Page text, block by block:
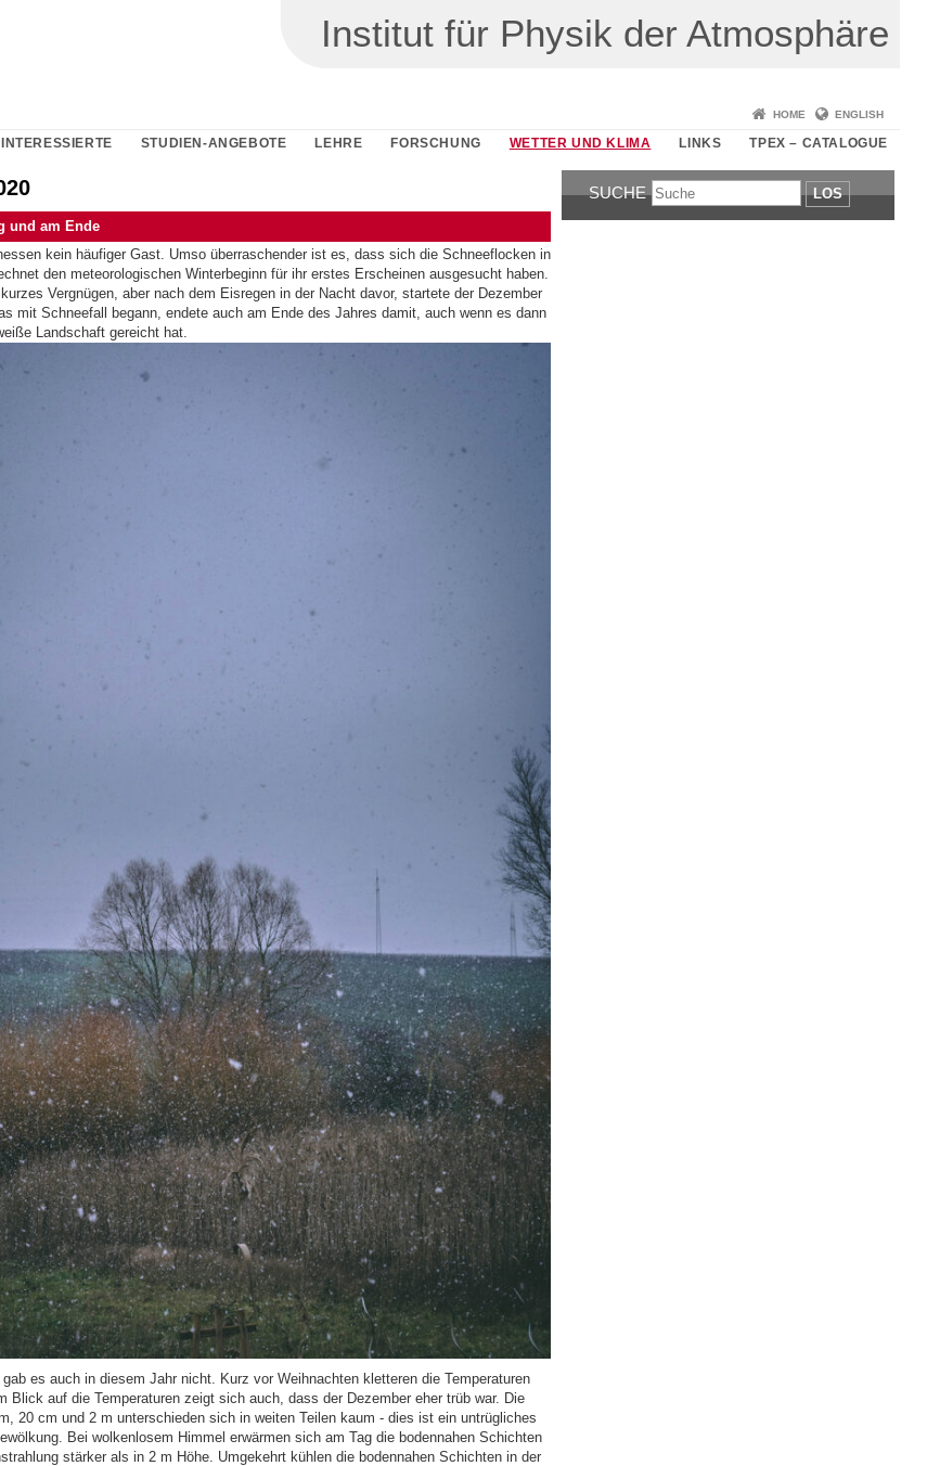
Institut für Physik der Atmosphäre
HOME ENGLISH
STUDIEN-ANGEBOTE LEHRE FORSCHUNG WETTER UND KLIMA LINKS TPEX – CATALOGUE
und am Ende
kein häufiger Gast. Umso überraschender ist es, dass sich die Schneeflocken in
den meteorologischen Winterbeginn für ihr erstes Erscheinen ausgesucht haben.
Vergnügen, aber nach dem Eisregen in der Nacht davor, startete der Dezember
mit Schneefall begann, endete auch am Ende des Jahres damit, auch wenn es dann
Landschaft gereicht hat.
es auch in diesem Jahr nicht. Kurz vor Weihnachten kletteren die Temperaturen
Blick auf die Temperaturen zeigt sich auch, dass der Dezember eher trüb war. Die
20 cm und 2 m unterschieden sich in weiten Teilen kaum - dies ist ein untrügliches
Bei wolkenlosem Himmel erwärmen sich am Tag die bodennahen Schichten
stärker als in 2 m Höhe. Umgekehrt kühlen die bodennahen Schichten in der
SUCHE LOS